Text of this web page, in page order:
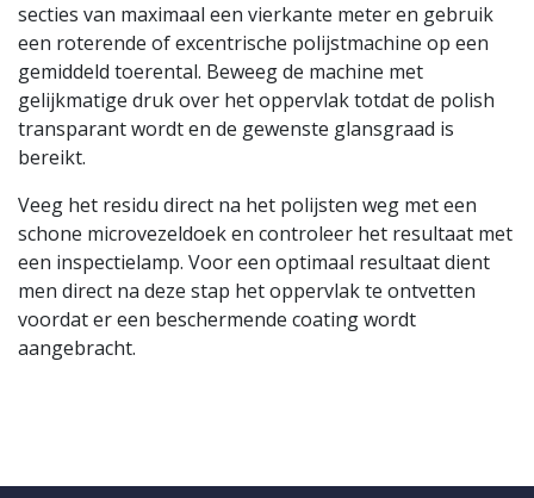
secties van maximaal een vierkante meter en gebruik
een roterende of excentrische polijstmachine op een
gemiddeld toerental. Beweeg de machine met
gelijkmatige druk over het oppervlak totdat de polish
transparant wordt en de gewenste glansgraad is
bereikt.
Veeg het residu direct na het polijsten weg met een
schone microvezeldoek en controleer het resultaat met
een inspectielamp. Voor een optimaal resultaat dient
men direct na deze stap het oppervlak te ontvetten
voordat er een beschermende coating wordt
aangebracht.